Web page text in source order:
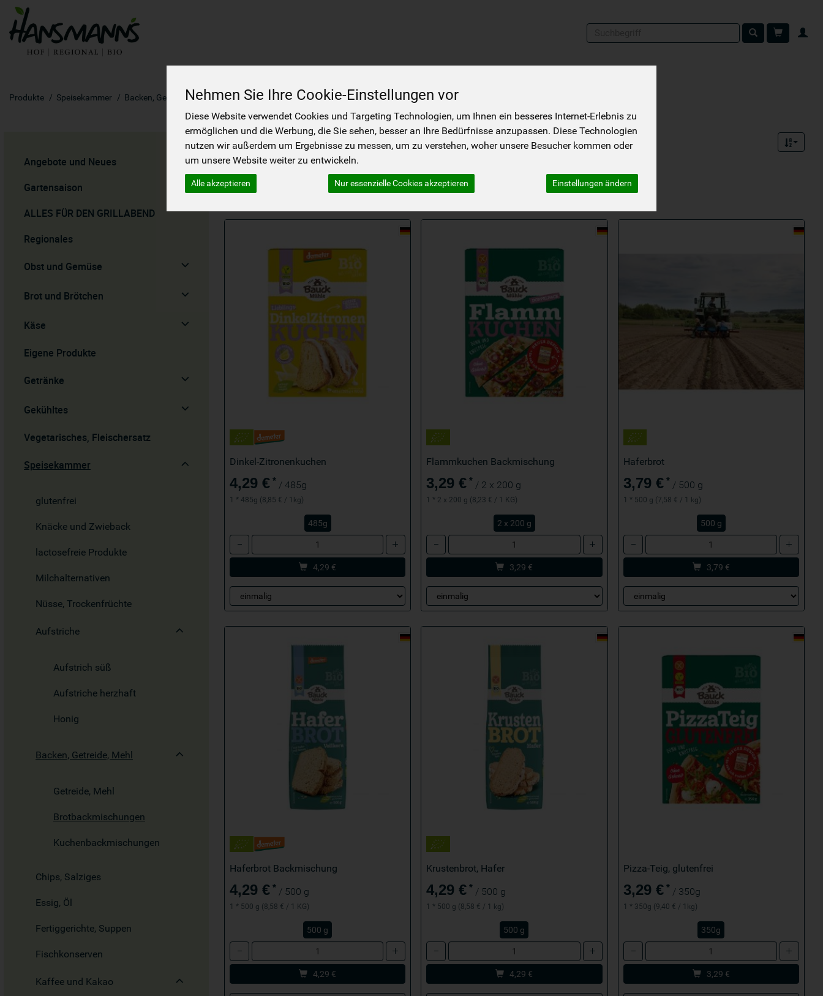
Nehmen Sie Ihre Cookie-Einstellungen vor
Diese Website verwendet Cookies und Targeting Technologien, um Ihnen ein besseres Internet-Erlebnis zu
ermöglichen und die Werbung, die Sie sehen, besser an Ihre Bedürfnisse anzupassen. Diese Technologien
nutzen wir außerdem um Ergebnisse zu messen, um zu verstehen, woher unsere Besucher kommen oder
um unsere Website weiter zu entwickeln.
Alle akzeptieren Nur essenzielle Cookies akzeptieren Einstellungen ändern
Produkt
Produkte Speisekammer Backen, Getreide, Mehl Brotbackmischungen
Angebote und Neues
Gartensaison
ALLES FÜR DEN GRILLABEND
Regionales
Obst und Gemüse
Brot und Brötchen
Käse
Eigene Produkte
Getränke
Gekühltes
Vegetarisches, Fleischersatz
Speisekammer
glutenfrei
Knäcke und Zwieback
lactosefreie Produkte
Milchalternativen
Nüsse, Trockenfrüchte
Aufstriche
Aufstrich süß
Aufstriche herzhaft
Honig
Backen, Getreide, Mehl
Getreide, Mehl
Brotbackmischungen
Kuchenbackmischungen
Chips, Salziges
Essig, Öl
Fertiggerichte, Suppen
Fischkonserven
Kaffee und Kakao
BROTBACKMISCHUNGEN 11 von 2013
Hersteller Ernährung Allergene
Dinkel-Zitronenkuchen
4,29 € * / 485g
1 * 485g (8,85 € / 1kg)
485g
Anzahl
4,29 €
Flammkuchen Backmischung
3,29 € * / 2 x 200 g
1 * 2 x 200 g (8,23 € / 1 KG)
2 x 200 g
Anzahl
3,29 €
Haferbrot
3,79 €* / 500 g
1 * 500 g (7,58 € / 1 kg)
500 g
Anzahl
3,79 €
Haferbrot Backmischung
4,29 € * / 500 g
1 * 500 g (8,58 € / 1 KG)
500 g
Anzahl
4,29 €
Krustenbrot, Hafer
4,29 € * / 500 g
1 * 500 g (8,58 € / 1 kg)
500 g
Anzahl
4,29 €
Pizza-Teig, glutenfrei
3,29 €* / 350g
1 * 350g (9,40 € / 1kg)
350g
Anzahl
3,29 €